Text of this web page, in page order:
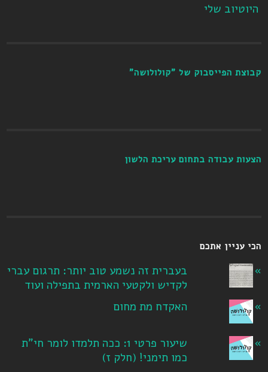
היוטיוב שלי
קבוצת הפייסבוק של "קולולושה"
הצעות עבודה בתחום עריכת הלשון
הכי עניין אתכם
בעברית זה נשמע טוב יותר: תרגום עברי
לקדיש ולקטעי הארמית בתפילה ועוד
האקדח מת מחום
שיעור פרטי 1: ככה תלמדו לומר חי"ת
כמו תימני! ‏(חלק ז‏)